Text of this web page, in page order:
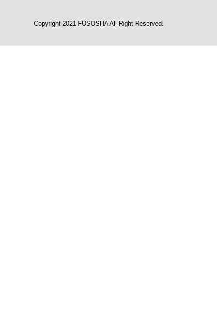
Copyright 2021 FUSOSHA All Right Reserved.